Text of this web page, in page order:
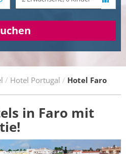
Hotel Portugal Hotel Faro
in Faro mit